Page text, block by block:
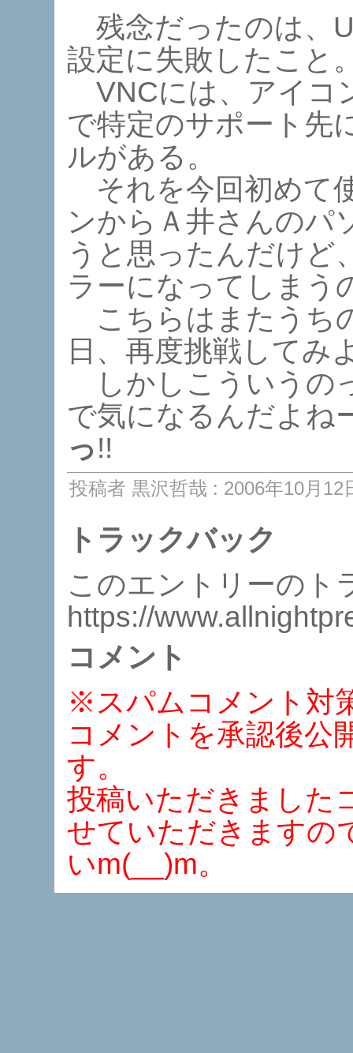
残念だったのは、
設定に失敗したこと
VNCには、アイコ
で特定のサポート先
ルがある。
それを今回初めて
ンからＡ井さんのパ
うと思ったんだけど
ラーになってしまう
こちらはまたうち
日、再度挑戦してみ
しかしこういうの
で気になるんだよね
っ!!
投稿者 黒沢哲哉 : 2006年10月12
トラックバック
このエントリーのト
https://
コメント
※スパムコメント対
コメントを承認後公
す。
投稿いただきました
せていただきますの
いm(__)m。